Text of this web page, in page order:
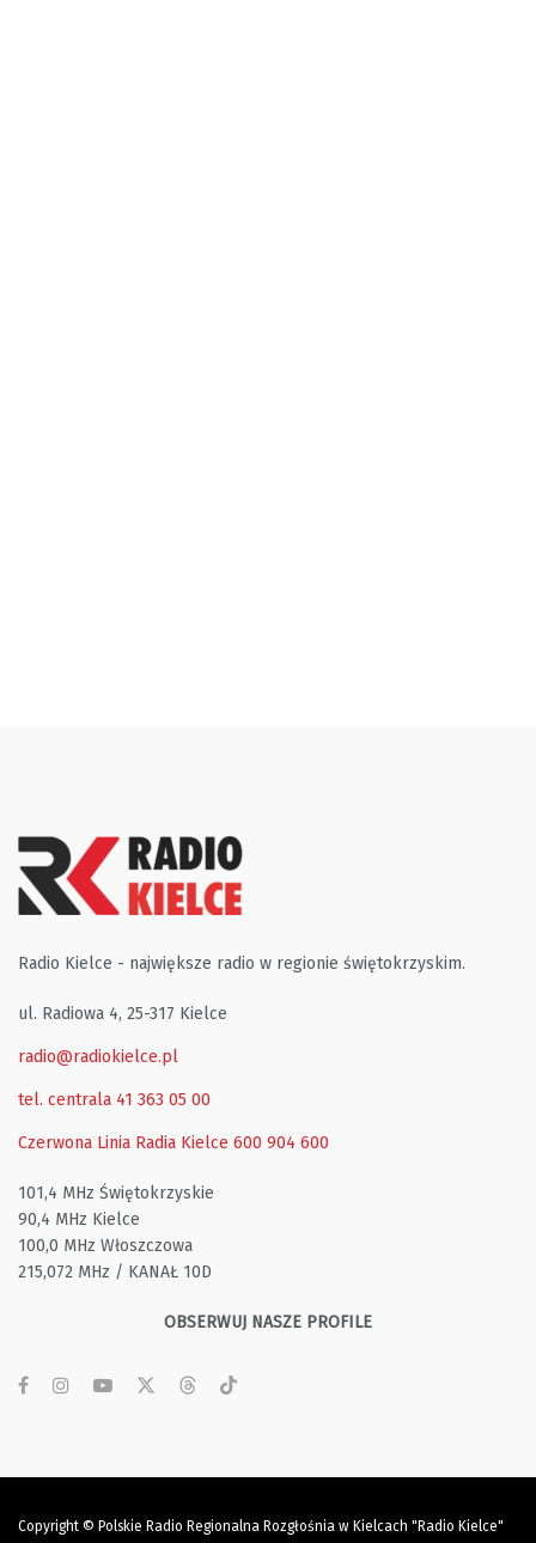
Radio Kielce - największe radio w regionie świętokrzyskim.
ul. Radiowa 4, 25-317 Kielce
radio@radiokielce.pl
tel. centrala 41 363 05 00
Czerwona Linia Radia Kielce 600 904 600
101,4 MHz Świętokrzyskie
90,4 MHz Kielce
100,0 MHz Włoszczowa
215,072 MHz / KANAŁ 10D
OBSERWUJ NASZE PROFILE
Copyright © Polskie Radio Regionalna Rozgłośnia w Kielcach "Radio Kielce"